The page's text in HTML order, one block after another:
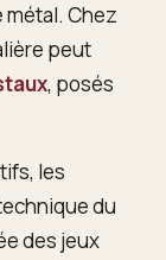
Chez
peut
, posés
les
du
des jeux